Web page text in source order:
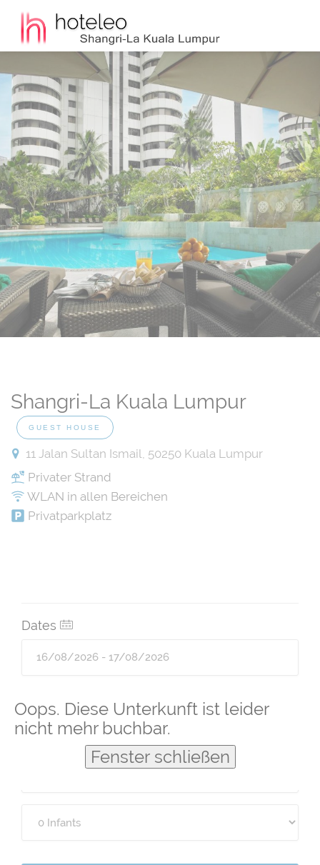
Oops. Diese Unterkunft ist leider
nicht mehr buchbar.
Fenster schließen
Shangri-La Kuala Lumpur
GUEST HOUSE
11 Jalan Sultan Ismail, 50250 Kuala Lumpur
Privater Strand
WLAN in allen Bereichen
Privatparkplatz
Dates